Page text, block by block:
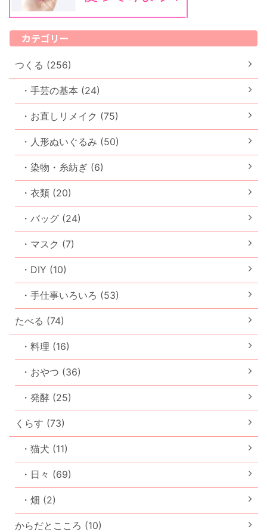
カテゴリー
つくる (256)
・手芸の基本 (24)
・お直しリメイク (75)
・人形ぬいぐるみ (50)
・染物・糸紡ぎ (6)
・衣類 (20)
・バッグ (24)
・マスク (7)
・DIY (10)
・手仕事いろいろ (53)
たべる (74)
・料理 (16)
・おやつ (36)
・発酵 (25)
くらす (73)
・猫犬 (11)
・日々 (69)
・畑 (2)
からだとこころ (10)